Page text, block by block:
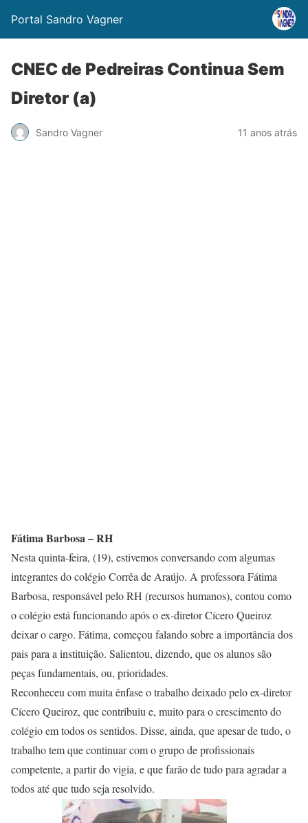
Portal Sandro Vagner
CNEC de Pedreiras Continua Sem
Diretor (a)
Sandro Vagner 11 anos atrás
Fátima Barbosa – RH
Nesta quinta-feira, (19), estivemos conversando com algumas
integrantes do colégio Corrêa de Araújo. A professora Fátima
Barbosa, responsável pelo RH (recursos humanos), contou como
o colégio está funcionando após o ex-diretor Cícero Queiroz
deixar o cargo. Fátima, começou falando sobre a importância dos
pais para a instituição. Salientou, dizendo, que os alunos são
peças fundamentais, ou, prioridades.
Reconheceu com muita ênfase o trabalho deixado pelo ex-diretor
Cícero Queiroz, que contribuiu e, muito para o crescimento do
colégio em todos os sentidos. Disse, ainda, que apesar de tudo, o
trabalho tem que continuar com o grupo de profissionais
competente, a partir do vigia, e que farão de tudo para agradar a
todos até que tudo seja resolvido.